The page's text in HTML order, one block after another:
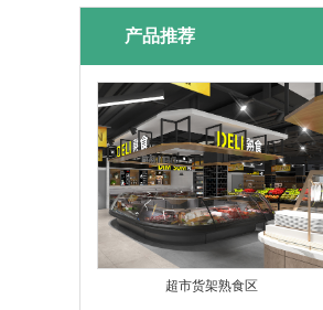
产品推荐
超市货架熟食区